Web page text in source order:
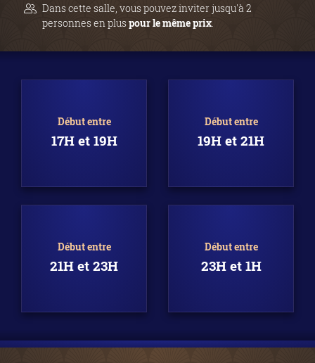
Dans cette salle, vous pouvez inviter jusqu'à 2
personnes en pluspour le même prix.
Début entre
17H et 19H
Début entre
19H et 21H
Début entre
21H et 23H
Début entre
23H et 1H